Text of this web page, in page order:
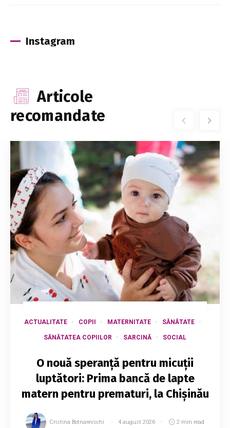
Instagram
Articole
recomandate
ACTUALITATE COPII MATERNITATE SĂNĂTATE
SĂNĂTATEA COPIILOR SARCINĂ SOCIAL
O nouă speranță pentru micuții
luptători: Prima bancă de lapte
matern pentru prematuri, la Chișinău
Cristina Botnarevschi 4 august 2026 2 min read